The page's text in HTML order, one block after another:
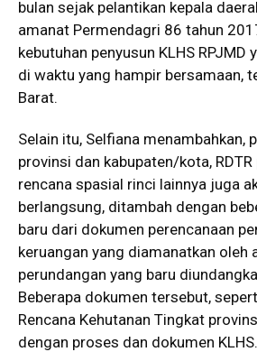
bulan sejak pelantikan kepala
amanat Permendagri 86 tahun
kebutuhan penyusun KLHS RPJMD
di waktu yang hampir bersamaan,
Barat.
Selain itu, Selfiana menambahkan,
provinsi dan kabupaten/kota,
rencana spasial rinci lainnya juga
berlangsung, ditambah dengan
baru dari dokumen perencanaan
keruangan yang diamanatkan oleh
perundangan yang baru
Beberapa dokumen tersebut,
Rencana Kehutanan Tingkat
dengan proses dan dokumen